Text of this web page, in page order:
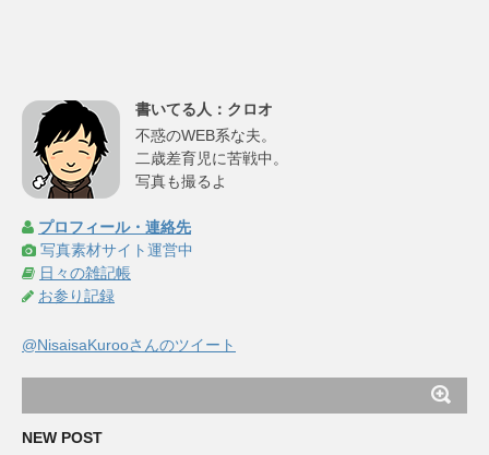
書いてる人：クロオ
不惑のWEB系な夫。
二歳差育児に苦戦中。
写真も撮るよ
プロフィール・連絡先
写真素材サイト運営中
日々の雑記帳
お参り記録
@NisaisaKurooさんのツイート
NEW POST